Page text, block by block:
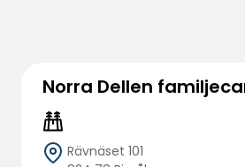
Norra Dellen
Rävnäset 101